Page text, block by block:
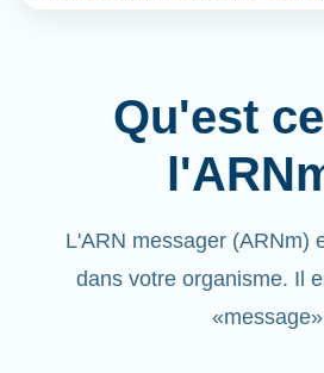
Qu'est
L'ARN messager (ARNm)
dans votre organisme. Il
«message»